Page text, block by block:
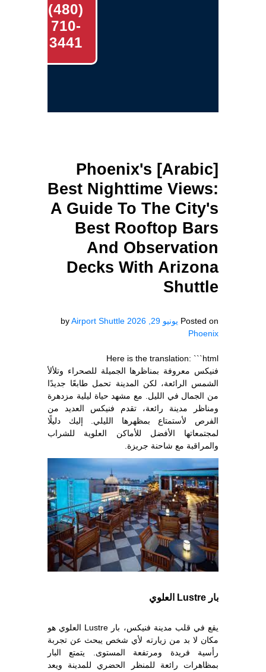
(480)
710-
3441
[Arabic] Phoenix's
Best Nighttime Views:
A Guide To The City's
Best Rooftop Bars
And Observation
Decks With Arizona
Shuttle
Posted on يونيو 29, 2026 byAirport Shuttle
Phoenix
Here is the translation: ```html
فنيكس معروفة بمناظرها الجميلة للصحراء وتلألأ
الشمس الرائعة، لكن المدينة تحمل طابعًا جديدًا
من الجمال في الليل. مع مشهد حياة ليلية مزدهرة
ومناظر مدينة رائعة، تقدم فنيكس العديد من
الفرص لأستمتاع بمظهرها الليلي. إليك دليلًا
لمجتمعاتها الأفضل للأماكن العلوية للشراب
والمراقبة مع شاحنة جريزة.
بار Lustre العلوي
يقع في قلب مدينة فنيكس، بار Lustre العلوي هو
مكان لا بد من زيارته لأي شخص يبحث عن تجربة
رأسية فريدة ومرتفعة المستوى. يتمتع البار
بمظاهرات رائعة للمنظر الحضري للمدينة ويعد